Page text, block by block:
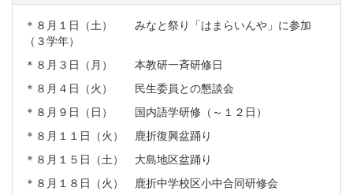
＊８月１日（土） みなと祭り「はまらいんや」に参加
（３学年）
＊８月３日（月） 本教研一斉研修日
＊８月４日（火） 民生委員との懇談会
＊８月９日（日） 国内語学研修（～１２日）
＊８月１１日（火） 鹿折復興盆踊り
＊８月１５日（土） 大島地区盆踊り
＊８月１８日（火） 鹿折中学校区小中合同研修会